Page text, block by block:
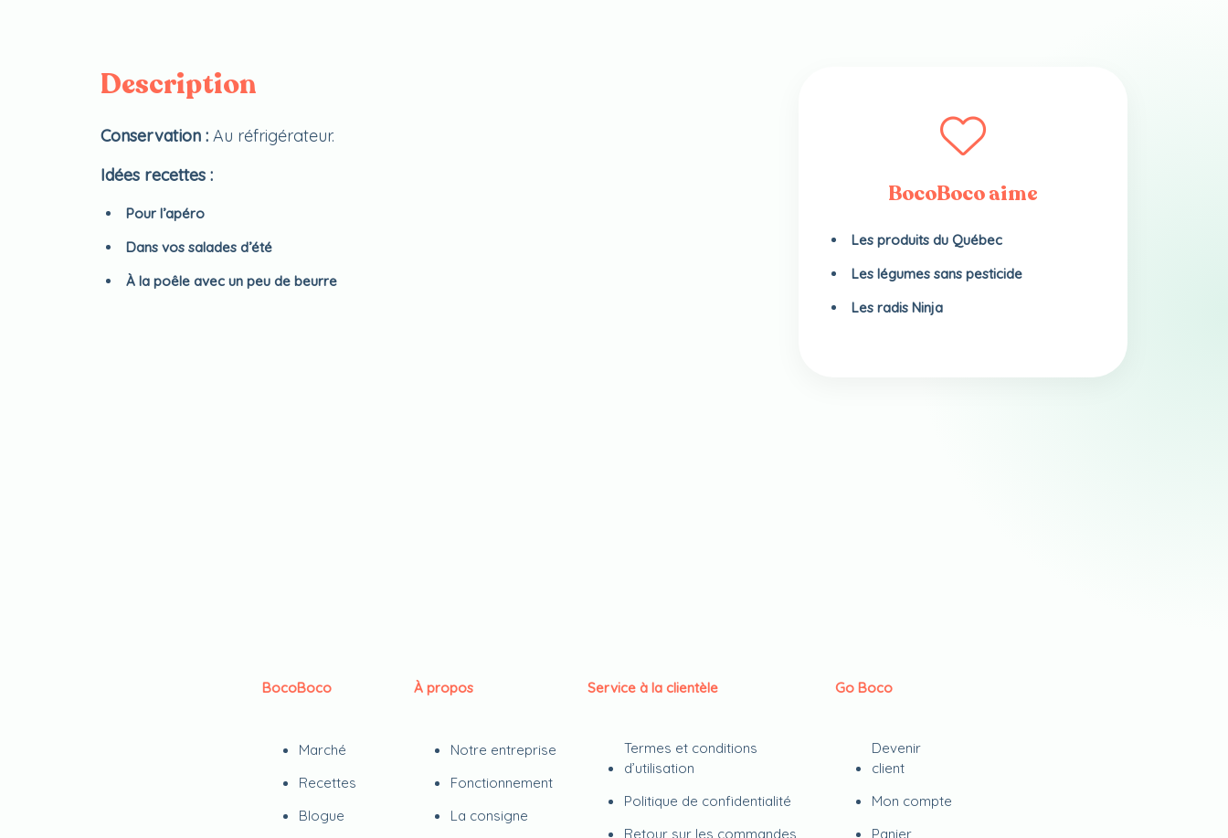
Description
Conservation : Au réfrigérateur.
Idées recettes :
Pour l’apéro
Dans vos salades d’été
À la poêle avec un peu de beurre
BocoBoco aime
Les produits du Québec
Les légumes sans pesticide
Les radis Ninja
BocoBoco
Marché
Recettes
Blogue
À propos
Notre entreprise
Fonctionnement
La consigne
Service à la clientèle
Termes et conditions
d’utilisation
Politique de confidentialité
Retour sur les commandes
Go Boco
Devenir
client
Mon compte
Panier